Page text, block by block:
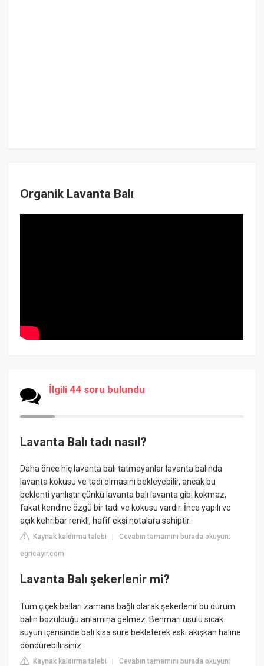
Organik Lavanta Balı
İlgili 44 soru bulundu
Lavanta Balı tadı nasıl?
Daha önce hiç lavanta balı tatmayanlar lavanta balında
lavanta kokusu ve tadı olmasını bekleyebilir, ancak bu
beklenti yanlıştır çünkü lavanta balı lavanta gibi kokmaz,
fakat kendine özgü bir tadı ve kokusu vardır. İnce yapılı ve
açık kehribar renkli, hafif ekşi notalara sahiptir.
Kaynak kaldırma talebi |Cevabın tamamını burada okuyun:
egricayir.com
Lavanta Balı şekerlenir mi?
Tüm çiçek balları zamana bağlı olarak şekerlenir bu durum
balın bozulduğu anlamına gelmez. Benmari usulü sıcak
suyun içerisinde balı kısa süre bekleterek eski akışkan haline
döndürebilirsiniz.
Kaynak kaldırma talebi |Cevabın tamamını burada okuyun: